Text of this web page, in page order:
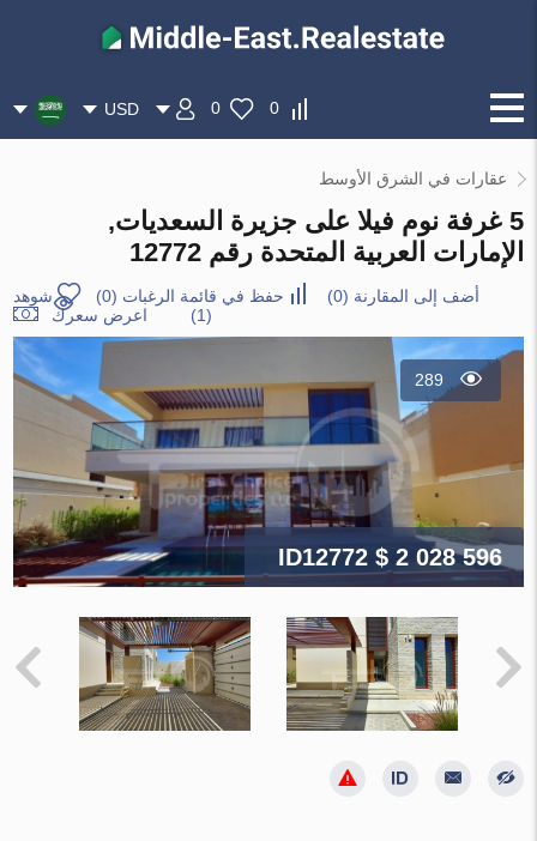
0
0
USD
عقارات في الشرق الأوسط
5 غرفة نوم فيلا على جزيرة السعديات,
الإمارات العربية المتحدة رقم 12772
أضف إلى المقارنة (
0
) حفظ في قائمة الرغبات (
0
)
شوهد
(1)
اعرض سعرك
289
ID12772$ 2 028 596